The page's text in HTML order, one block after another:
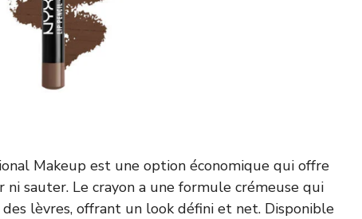
Makeup est une option économique qui offre
sauter. Le crayon a une formule crémeuse qui
lèvres, offrant un look défini et net. Disponible